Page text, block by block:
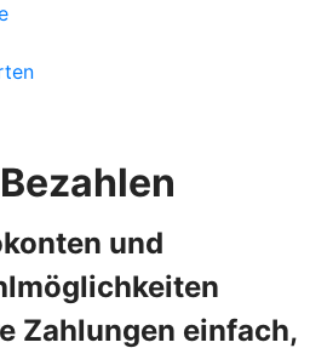
und
Zahlungen einfach,